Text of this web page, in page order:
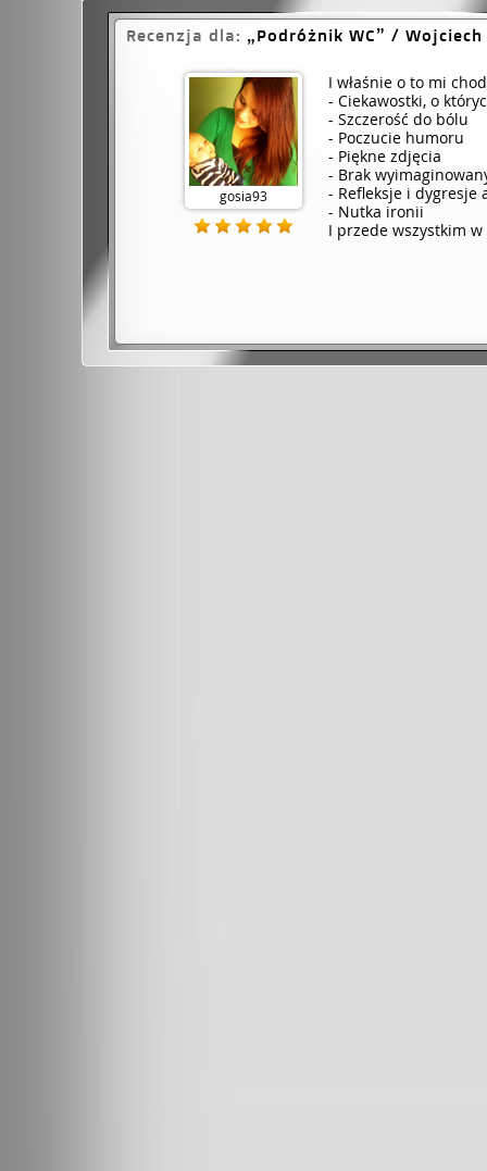
Recenzja dla: Podróżnik WC / Wojciech
gosia93
I właśnie o to mi
- Ciekawostki, o
- Szczerość do bólu
- Poczucie humoru
- Piękne zdjęcia
- Brak
- Refleksje i dygresje
- Nutka ironii
I przede wszystkim